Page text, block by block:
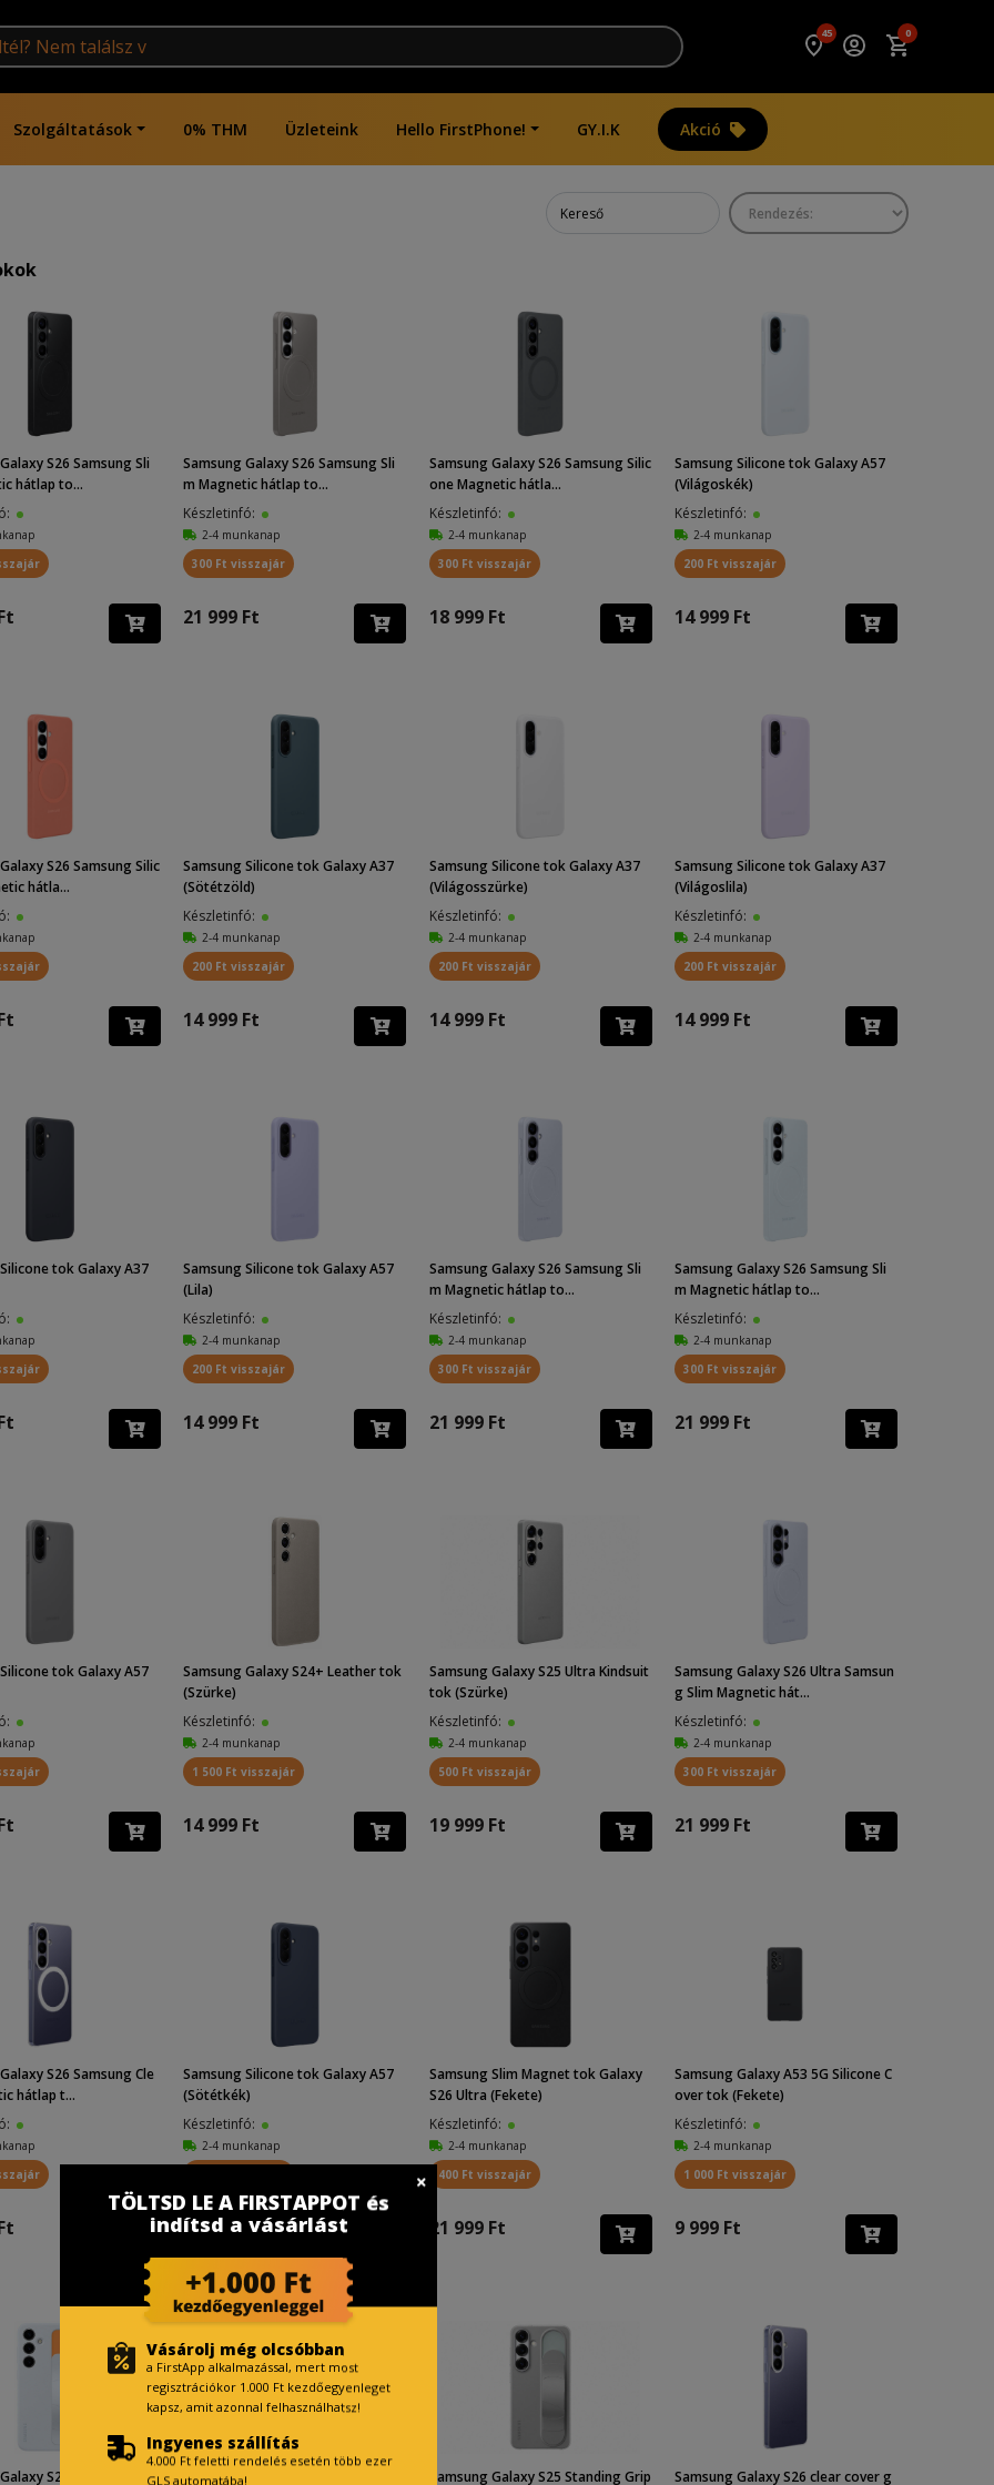
45 0
Szolgáltatások 0% THM Üzleteink Hello FirstPhone! GY.I.K Akció
S26 Samsung Sli
hátlap to...
Samsung Galaxy S26 Samsung Sli
m Magnetic hátlap to...
Készletinfó:
2-4 munkanap
300 Ft visszajár
21 999 Ft
Samsung Galaxy S26 Samsung Silic
one Magnetic hátla...
Készletinfó:
2-4 munkanap
300 Ft visszajár
18 999 Ft
Samsung Silicone tok Galaxy A57
(Világoskék)
Készletinfó:
2-4 munkanap
200 Ft visszajár
14 999 Ft
S26 Samsung Silic
hátla...
Samsung Silicone tok Galaxy A37
(Sötétzöld)
Készletinfó:
2-4 munkanap
200 Ft visszajár
14 999 Ft
Samsung Silicone tok Galaxy A37
(Világosszürke)
Készletinfó:
2-4 munkanap
200 Ft visszajár
14 999 Ft
Samsung Silicone tok Galaxy A37
(Világoslila)
Készletinfó:
2-4 munkanap
200 Ft visszajár
14 999 Ft
tok Galaxy A37
Samsung Silicone tok Galaxy A57
(Lila)
Készletinfó:
2-4 munkanap
200 Ft visszajár
14 999 Ft
Samsung Galaxy S26 Samsung Sli
m Magnetic hátlap to...
Készletinfó:
2-4 munkanap
300 Ft visszajár
21 999 Ft
Samsung Galaxy S26 Samsung Sli
m Magnetic hátlap to...
Készletinfó:
2-4 munkanap
300 Ft visszajár
21 999 Ft
tok Galaxy A57
Samsung Galaxy S24+ Leather tok
(Szürke)
Készletinfó:
2-4 munkanap
1 500 Ft visszajár
14 999 Ft
Samsung Galaxy S25 Ultra Kindsuit
tok (Szürke)
Készletinfó:
2-4 munkanap
500 Ft visszajár
19 999 Ft
Samsung Galaxy S26 Ultra Samsun
g Slim Magnetic hát...
Készletinfó:
2-4 munkanap
300 Ft visszajár
21 999 Ft
S26 Samsung Cle
hátlap t...
Samsung Silicone tok Galaxy A57
(Sötétkék)
Készletinfó:
2-4 munkanap
14 999 Ft
Samsung Slim Magnet tok Galaxy
S26 Ultra (Fekete)
Készletinfó:
2-4 munkanap
400 Ft visszajár
21 999 Ft
Samsung Galaxy A53 5G Silicone C
over tok (Fekete)
Készletinfó:
2-4 munkanap
1 000 Ft visszajár
9 999 Ft
S24+ Standing Gri
Samsung Galaxy S24+ Shield tok (S
Samsung Galaxy S25 Standing Grip
Samsung Galaxy S26 clear cover g
TÖLTSD LE A FIRSTAPPOT és
indítsd a vásárlást
Vásárolj még olcsóbban
a FirstApp alkalmazással, mert most
regisztrációkor 1.000 Ft kezdőegyenleget
kapsz, amit azonnal felhasználhatsz!
Ingyenes szállítás
4.000 Ft feletti rendelés esetén több ezer
GLS automatába!